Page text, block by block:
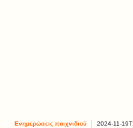
Ενημερώσεις παιχνιδιού 2024-11-